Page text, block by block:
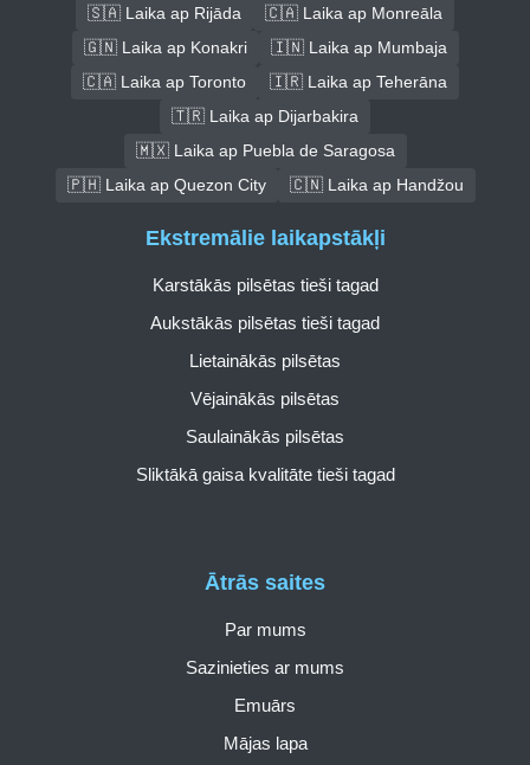
🇸🇦 Laika ap Rijāda
🇨🇦 Laika ap Monreāla
🇬🇳 Laika ap Konakri
🇮🇳 Laika ap Mumbaja
🇨🇦 Laika ap Toronto
🇮🇷 Laika ap Teherāna
🇹🇷 Laika ap Dijarbakira
🇲🇽 Laika ap Puebla de Saragosa
🇵🇭 Laika ap Quezon City
🇨🇳 Laika ap Handžou
Ātrās saites
Par mums
Sazinieties ar mums
Emuārs
Mājas lapa
Ekstremālie laikapstākļi
Karstākās pilsētas tieši tagad
Aukstākās pilsētas tieši tagad
Lietainākās pilsētas
Vējainākās pilsētas
Saulainākās pilsētas
Sliktākā gaisa kvalitāte tieši tagad